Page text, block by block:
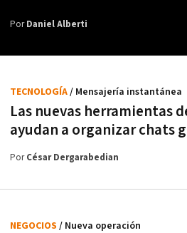
PorDaniel Alberti
Las nuevas herramientas
ayudan a organizar chats
TECNOLOGÍA/ Mensajería instantánea
PorCésar Dergarabedian
NEGOCIOS / Nueva operación